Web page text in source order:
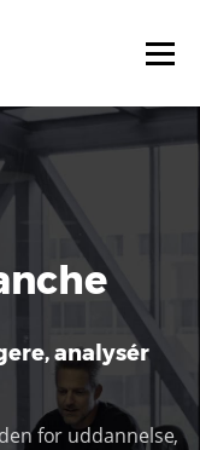
analysér
for uddannelse,